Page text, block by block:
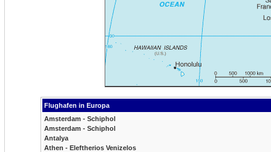
Flughafen in Europa
Amsterdam - Schiphol
Amsterdam - Schiphol
Antalya
Athen - Eleftherios Venizelos